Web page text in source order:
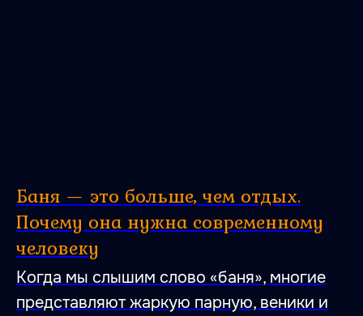
Баня — это больше, чем отдых.
Почему она нужна современному
человеку
Когда мы слышим слово «баня», многие
представляют жаркую парную, веники и